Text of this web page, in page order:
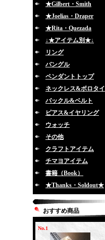
★Gilbert・Smith
★Joelias・Draper
★Rita・Quezada
↓★アイテム別★↓
リング
バングル
ペンダントトップ
ネックレス&ボロタイ
バックル&ベルト
ピアス&イヤリング
ウォッチ
その他
クラフトアイテム
チマヨアイテム
書籍（Book）
★Thanks・Soldout★
おすすめ商品
No.1